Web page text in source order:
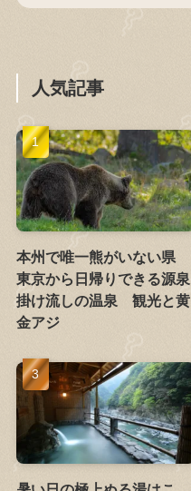
人気記事
本州で唯一熊がいない県
東京から日帰りできる源泉
掛け流しの温泉 観光と黄
金アジ